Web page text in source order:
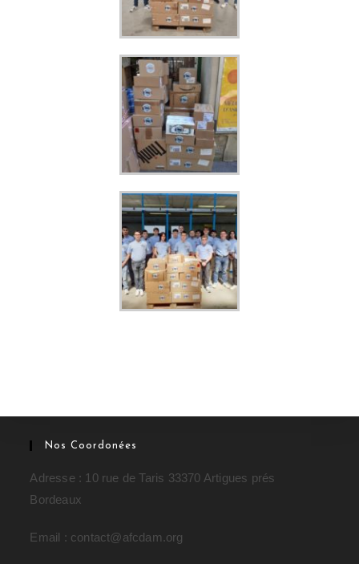
Nos Coordonées
Adresse : 10 rue de Taris 33370 Artigues prés
Bordeaux
Email : contact@afcdam.org